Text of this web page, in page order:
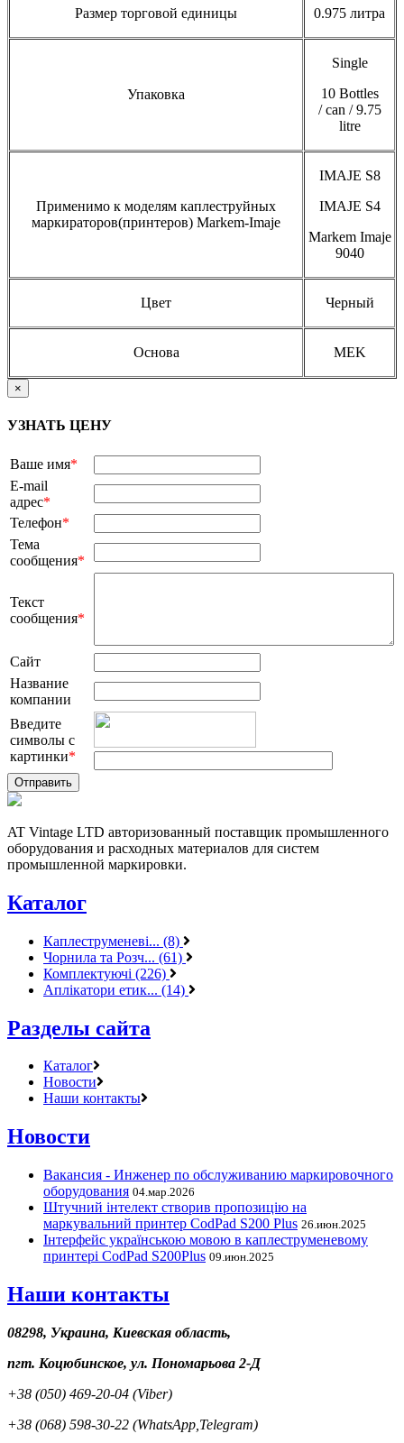
Размер торговой единицы 0.975 литра
Упаковка
Single
10 Bottles
/ can / 9.75
litre
Применимо к моделям каплеструйных
маркираторов(принтеров) Markem-Imaje
IMAJE S8
IMAJE S4
Markem Imaje
9040
Цвет Черный
Основа MEK
×
УЗНАТЬ ЦЕНУ
Ваше имя*
E-mail
адрес*
Телефон*
Тема
сообщения*
Текст
сообщения*
Сайт
Название
компании
Введите
символы с
картинки*
AT Vintage LTD авторизованный поставщик промышленного
оборудования и расходных материалов для систем
промышленной маркировки.
Каталог
Каплеструменеві... (8)
Чорнила та Розч... (61)
Комплектуючі (226)
Аплікатори етик... (14)
Разделы сайта
Каталог
Новости
Наши контакты
Новости
Вакансия - Инженер по обслуживанию маркировочного
оборудования 04.мар.2026
Штучний інтелект створив пропозицію на
маркувальний принтер CodPad S200 Plus 26.июн.2025
Інтерфейс українською мовою в каплеструменевому
принтері CodPad S200Plus 09.июн.2025
Наши контакты
08298, Украина, Киевская область,
пгт. Коцюбинское, ул. Пономарьова 2-Д
+38 (050) 469-20-04 (Viber)
+38 (068) 598-30-22 (WhatsApp,Telegram)